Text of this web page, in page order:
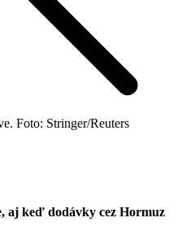
Foto: Stringer/Reuters
aj keď dodávky cez Hormuz